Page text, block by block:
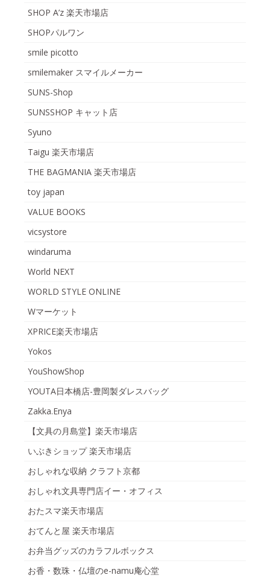
SHOP A’z 楽天市場店
SHOPパルワン
smile picotto
smilemaker スマイルメーカー
SUNS-Shop
SUNSSHOP キャット店
Syuno
Taigu 楽天市場店
THE BAGMANIA 楽天市場店
toy japan
VALUE BOOKS
vicsystore
windaruma
World NEXT
WORLD STYLE ONLINE
Wマーケット
XPRICE楽天市場店
Yokos
YouShowShop
YOUTA日本橋店-豊岡製ダレスバッグ
Zakka.Enya
【文具の月島堂】楽天市場店
いぶきショップ 楽天市場店
おしゃれな収納 クラフト京都
おしゃれ文具専門店イー・オフィス
おたスマ楽天市場店
おてんと屋 楽天市場店
お弁当グッズのカラフルボックス
お香・数珠・仏壇のe-namu庵心堂